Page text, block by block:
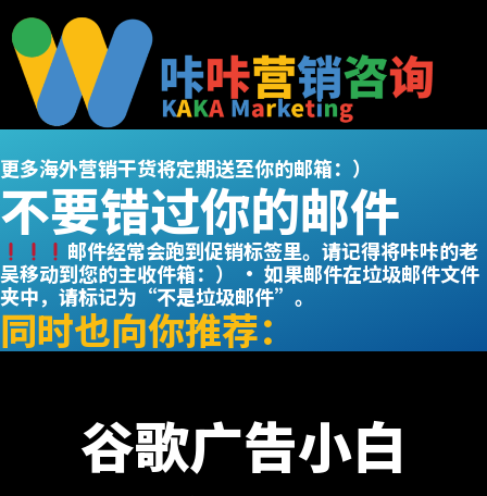
至
更多海外营销干货将定期送至你的邮箱：）
不要错过你的邮件
邮件经常会跑到促销标签里。请记得将咔咔的老
吴移动到您的主收件箱：） ​ • 如果邮件在垃圾邮件文件
夹中，请标记为“不是垃圾邮件”。
同时也向你推荐：
谷歌广告小白